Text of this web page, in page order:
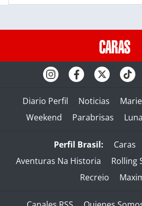
Diario Perfil Noticias
Weekend
Parabrisas
Perfil Brasil: Caras
Aventuras Na Historia
Rolling
Recreio